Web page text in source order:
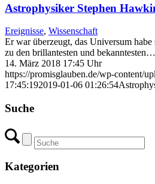
Astrophysiker Stephen
Ereignisse, Wissenschaft
Er war überzeugt, das Universum
zu den brillantesten und bekanntesten…
14. März 2018 17:45 Uhr
https://promisglauben.de/wp-content/
17:45:192019-01-06 01:26:54
Suche
Kategorien